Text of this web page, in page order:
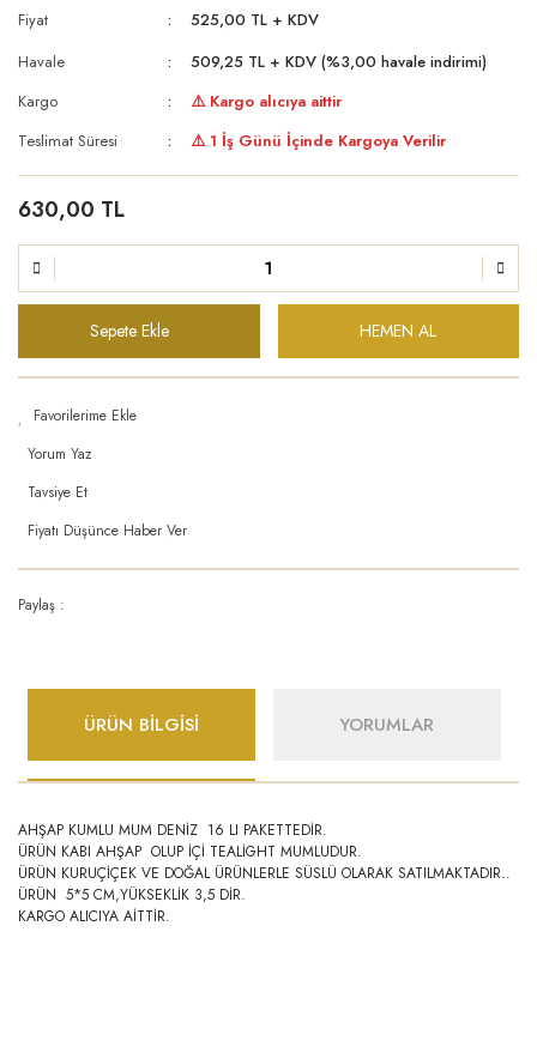
Fiyat
525,00 TL + KDV
Havale
509,25 TL + KDV (%3,00 havale indirimi)
Kargo
⚠️ Kargo alıcıya aittir
Teslimat Süresi
⚠️ 1 İş Günü İçinde Kargoya Verilir
630,00 TL
Sepete Ekle HEMEN AL
Yorum Yaz
Tavsiye Et
Fiyatı Düşünce Haber Ver
Paylaş :
ÜRÜN BİLGİSİ YORUMLAR
AHŞAP KUMLU MUM DENİZ 16 LI PAKETTEDİR.
ÜRÜN KABI AHŞAP OLUP İÇİ TEALİGHT MUMLUDUR.
ÜRÜN KURUÇİÇEK VE DOĞAL ÜRÜNLERLE SÜSLÜ OLARAK SATILMAKTADIR..
ÜRÜN 5*5 CM,YÜKSEKLİK 3,5 DİR.
KARGO ALICIYA AİTTİR.